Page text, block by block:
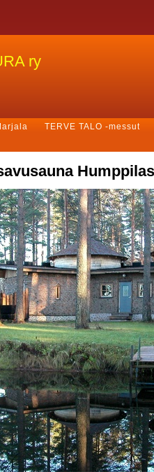
ry
TERVE TALO -messut